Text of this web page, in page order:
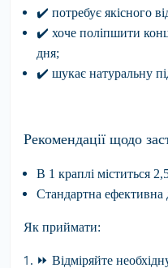
✔ потребує якісного
✔ хоче поліпшити
дня;
✔ шукає натуральну
Рекомендації щодо
В 1 краплі міститься
Стандартна
Як приймати:
⏩ Відміряйте